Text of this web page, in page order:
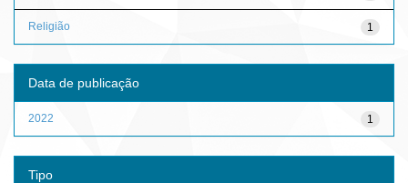
1
Religião
Data de publicação
1
2022
Tipo